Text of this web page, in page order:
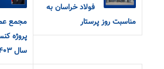
فولاد خراسان به
مناسبت روز پرستار
مجمع
پروژه
سال ۱۴۰۳